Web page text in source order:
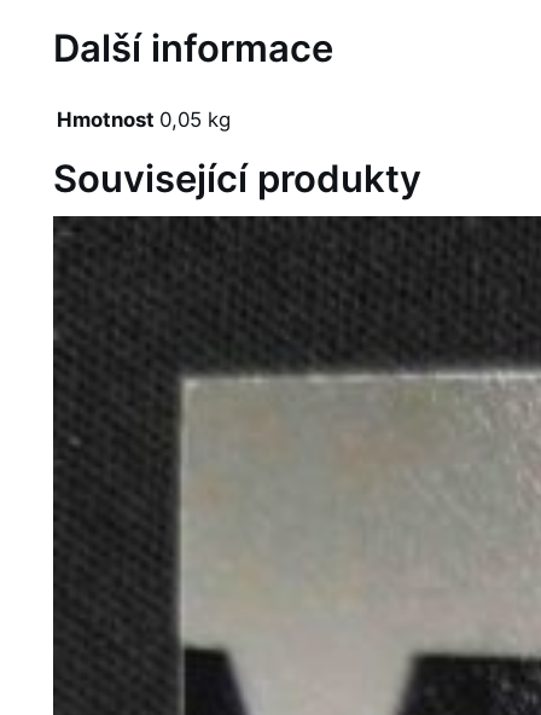
Další informace
Hmotnost 0,05 kg
Související produkty